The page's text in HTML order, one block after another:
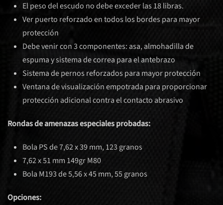
El peso del escudo no debe exceder las 18 libras.
Ver puerto reforzado en todos los bordes para mayor
protección
Debe venir con 3 componentes: asa, almohadilla de
espuma y sistema de correa para el antebrazo
Sistema de pernos reforzados para mayor protección
Ventana de visualización empotrada para proporcionar
protección adicional contra el contacto abrasivo
Rondas de amenazas especiales probadas:
Bola PS de 7,62 x 39 mm, 123 granos
7,62 x 51 mm 149gr M80
Bola M193 de 5,56 x 45 mm, 55 granos
Opciones: